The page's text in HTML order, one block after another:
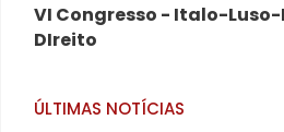
VI Congresso - Italo-
DIreito
ÚLTIMAS NOTÍCIAS